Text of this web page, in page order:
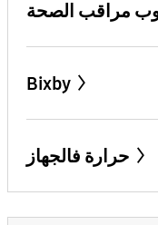
Bixby
حرارة فالجهاز